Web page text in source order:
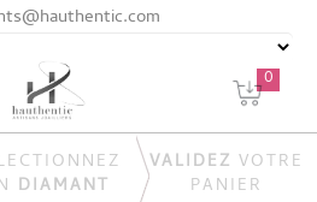
0
DIAMANT
VALIDEZ VOTRE
PANIER